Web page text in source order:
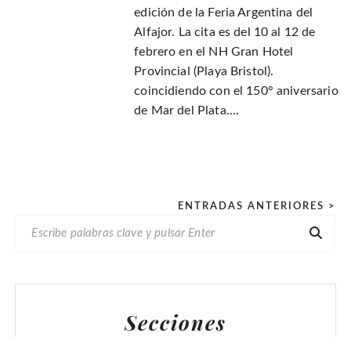
edición de la Feria Argentina del
Alfajor. La cita es del 10 al 12 de
febrero en el NH Gran Hotel
Provincial (Playa Bristol).
coincidiendo con el 150° aniversario
de Mar del Plata....
i
ENTRADAS ANTERIORES >
C
Secciones